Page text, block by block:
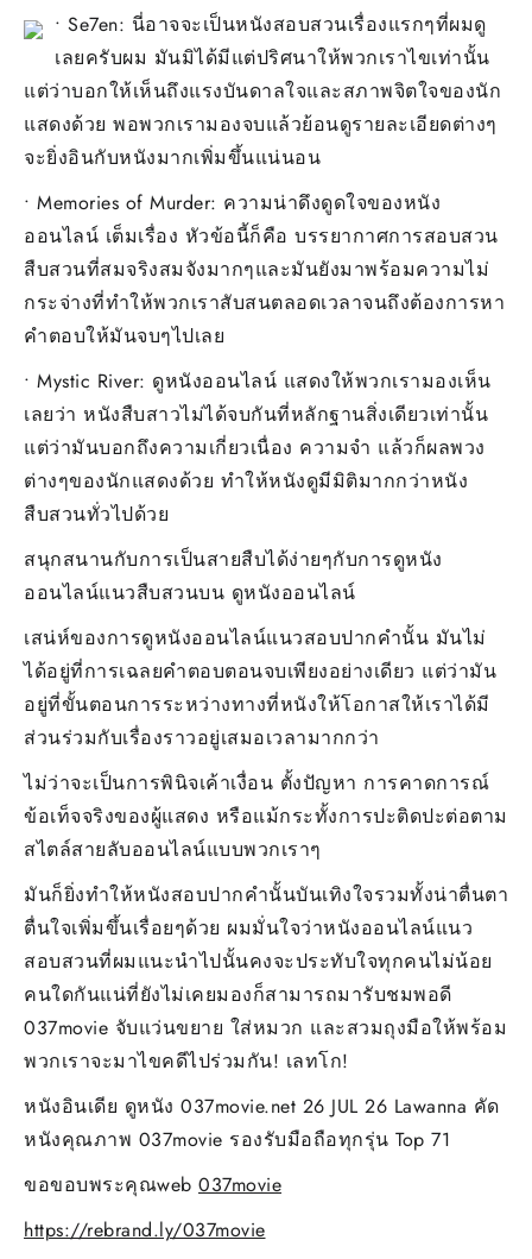
• Se7en: นี่อาจจะเป็นหนังสอบสวนเรื่องแรกๆที่ผมดู
เลยครับผม มันมิได้มีแต่ปริศนาให้พวกเราไขเท่านั้น
แต่ว่าบอกให้เห็นถึงแรงบันดาลใจและสภาพจิตใจของนัก
แสดงด้วย พอพวกเรามองจบแล้วย้อนดูรายละเอียดต่างๆ
จะยิ่งอินกับหนังมากเพิ่มขึ้นแน่นอน
• Memories of Murder: ความน่าดึงดูดใจของหนัง
ออนไลน์ เต็มเรื่อง หัวข้อนี้ก็คือ บรรยากาศการสอบสวน
สืบสวนที่สมจริงสมจังมากๆและมันยังมาพร้อมความไม่
กระจ่างที่ทำให้พวกเราสับสนตลอดเวลาจนถึงต้องการหา
คำตอบให้มันจบๆไปเลย
• Mystic River: ดูหนังออนไลน์ แสดงให้พวกเรามองเห็น
เลยว่า หนังสืบสาวไม่ได้จบกันที่หลักฐานสิ่งเดียวเท่านั้น
แต่ว่ามันบอกถึงความเกี่ยวเนื่อง ความจำ แล้วก็ผลพวง
ต่างๆของนักแสดงด้วย ทำให้หนังดูมีมิติมากกว่าหนัง
สืบสวนทั่วไปด้วย
สนุกสนานกับการเป็นสายสืบได้ง่ายๆกับการดูหนัง
ออนไลน์แนวสืบสวนบน ดูหนังออนไลน์
เสน่ห์ของการดูหนังออนไลน์แนวสอบปากคำนั้น มันไม่
ได้อยู่ที่การเฉลยคำตอบตอนจบเพียงอย่างเดียว แต่ว่ามัน
อยู่ที่ขั้นตอนการระหว่างทางที่หนังให้โอกาสให้เราได้มี
ส่วนร่วมกับเรื่องราวอยู่เสมอเวลามากกว่า
ไม่ว่าจะเป็นการพินิจเค้าเงื่อน ตั้งปัญหา การคาดการณ์
ข้อเท็จจริงของผู้แสดง หรือแม้กระทั้งการปะติดปะต่อตาม
สไตล์สายลับออนไลน์แบบพวกเราๆ
มันก็ยิ่งทำให้หนังสอบปากคำนั้นบันเทิงใจรวมทั้งน่าตื่นตา
ตื่นใจเพิ่มขึ้นเรื่อยๆด้วย ผมมั่นใจว่าหนังออนไลน์แนว
สอบสวนที่ผมแนะนำไปนั้นคงจะประทับใจทุกคนไม่น้อย
คนใดกันแน่ที่ยังไม่เคยมองก็สามารถมารับชมพอดี
037movie จับแว่นขยาย ใส่หมวก และสวมถุงมือให้พร้อม
พวกเราจะมาไขคดีไปร่วมกัน! เลทโก!
หนังอินเดีย ดูหนัง 037movie.net 26 JUL 26 Lawanna คัด
หนังคุณภาพ 037movie รองรับมือถือทุกรุ่น Top 71
ขอขอบพระคุณweb 037movie
https://rebrand.ly/037movie